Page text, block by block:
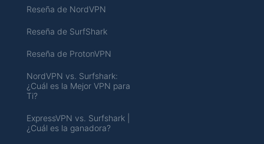
Reseña de NordVPN
Reseña de SurfShark
Reseña de ProtonVPN
NordVPN vs. Surfshark:
¿Cuál es la Mejor VPN para
Ti?
ExpressVPN vs. Surfshark |
¿Cuál es la ganadora?